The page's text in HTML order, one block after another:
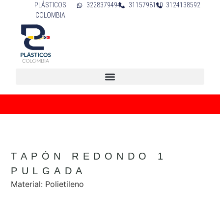
PLÁSTICOS
COLOMBIA
3228379494 3115798160 3124138592
TAPÓN REDONDO 1
PULGADA
Material: Polietileno